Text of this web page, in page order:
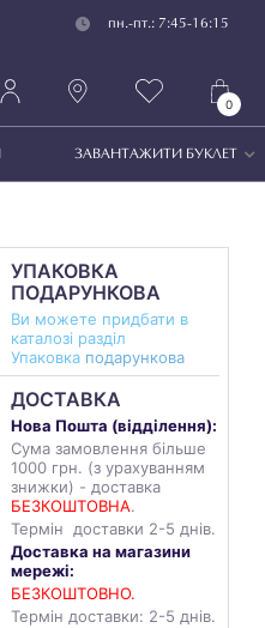
пн.-пт.: 7:45-16:15
0
ЗАВАНТАЖИТИ БУКЛЕТ
УПАКОВКА
ПОДАРУНКОВА
Ви можете придбати в
каталозі разділ
Упаковка подарункова
ДОСТАВКА
Нова Пошта (відділення):
Сума замовлення більше
1000 грн. (з урахуванням
знижки) - доставка
БЕЗКОШТОВНА.
Термін доставки 2-5 днів.
Доставка на магазини
мережі:
БЕЗКОШТОВНО.
Термін доставки: 2-5 днів.